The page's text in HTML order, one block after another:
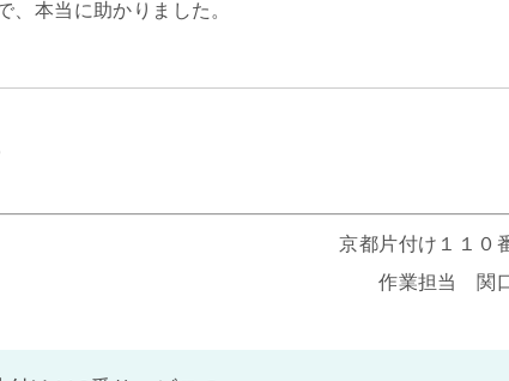
本当に助かりました。
京都片付け１１０
作業担当 関